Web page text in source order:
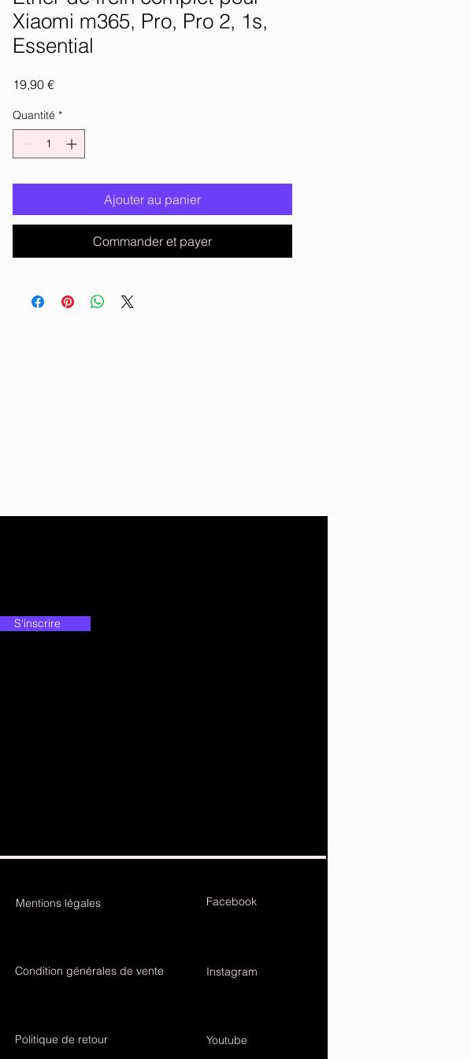
Xiaomi m365, Pro, Pro 2, 1s,
Essential
19,90 €Prix
Quantité *
Ajouter au panier
Commander et payer
S'inscrire
Mentions légales Facebook
Condition générales de vente Instagram
Politique de retour Youtube